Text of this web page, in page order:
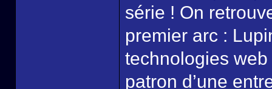
série ! On
premier arc :
technologies
patron d’une